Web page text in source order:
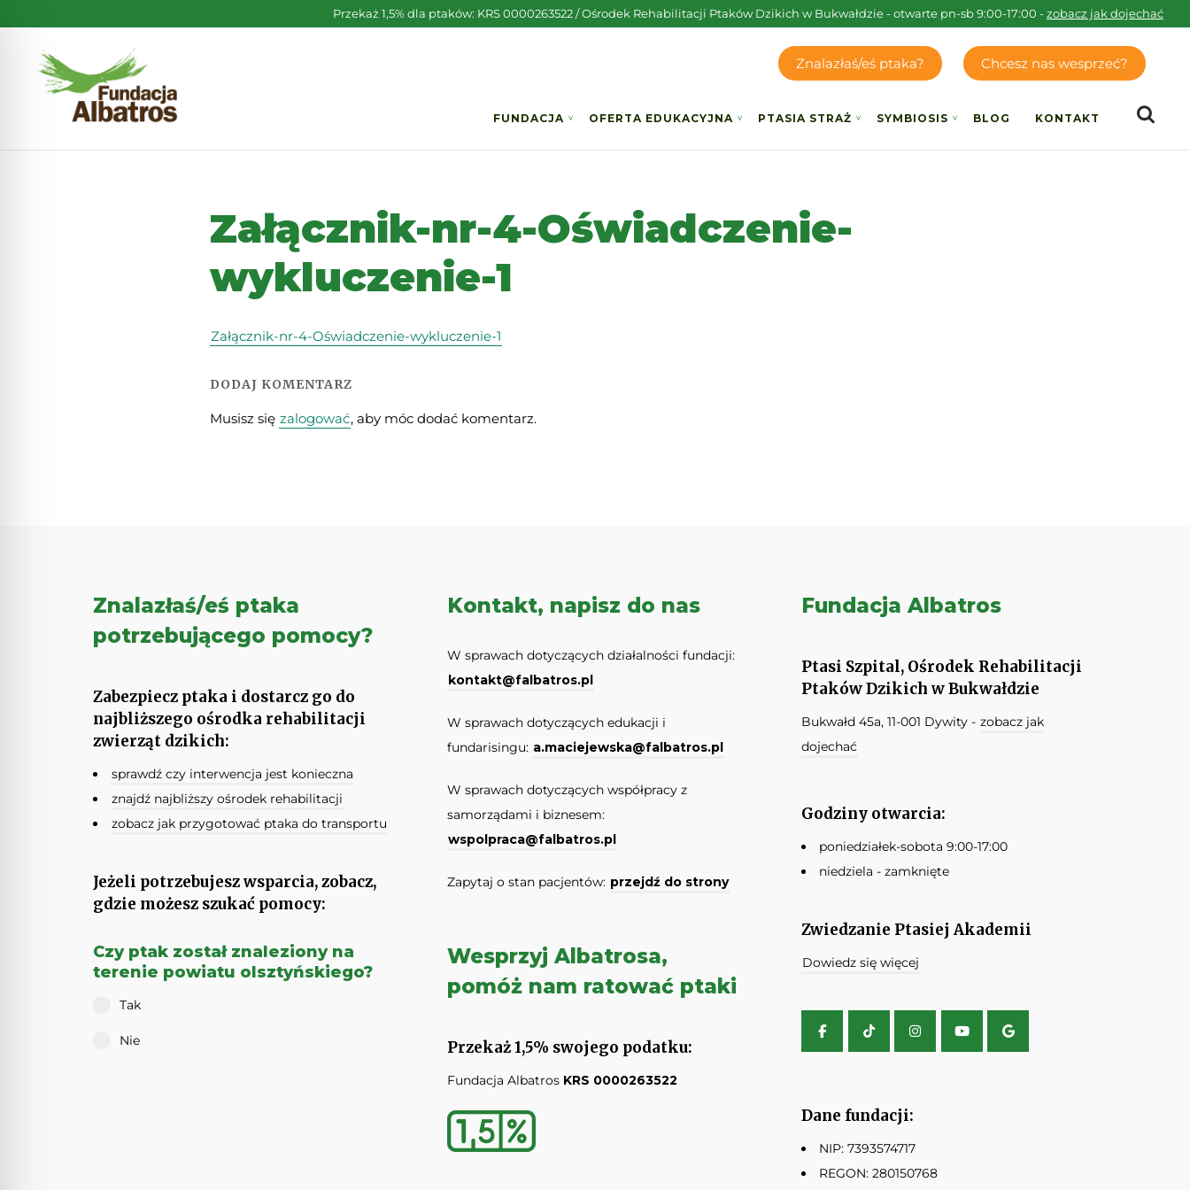
to
content
Przekaż 1,5% dla ptaków: KRS 0000263522 / Ośrodek Rehabilitacji Ptaków Dzikich w Bukwałdzie - otwarte pn-sb 9:00-17:00 -zobacz jak dojechać
Znalazłaś/eś ptaka? Chcesz nas wesprzeć?
FUNDACJA OFERTA EDUKACYJNA PTASIA STRAŻ SYMBIOSIS BLOG KONTAKT
Załącznik-nr-4-Oświadczenie-
wykluczenie-1
Załącznik-nr-4-Oświadczenie-wykluczenie-1
DODAJ KOMENTARZ
Musisz się zalogować, aby móc dodać komentarz.
Znalazłaś/eś ptaka
potrzebującego pomocy?
Zabezpiecz ptaka i dostarcz go do
najbliższego ośrodka rehabilitacji
zwierząt dzikich:
sprawdź czy interwencja jest konieczna
znajdź najbliższy ośrodek rehabilitacji
zobacz jak przygotować ptaka do transportu
Jeżeli potrzebujesz wsparcia, zobacz,
gdzie możesz szukać pomocy:
Czy ptak został znaleziony na
terenie powiatu olsztyńskiego?
Tak
Nie
Kontakt, napisz do nas
W sprawach dotyczących działalności fundacji:
kontakt@falbatros.pl
W sprawach dotyczących edukacji i
fundarisingu: a.maciejewska@falbatros.pl
W sprawach dotyczących współpracy z
samorządami i biznesem:
wspolpraca@falbatros.pl
Zapytaj o stan pacjentów: przejdź do strony
Wesprzyj Albatrosa,
pomóż nam ratować ptaki
Przekaż 1,5% swojego podatku:
Fundacja Albatros KRS 0000263522
Fundacja Albatros
Ptasi Szpital, Ośrodek Rehabilitacji
Ptaków Dzikich w Bukwałdzie
Bukwałd 45a, 11-001 Dywity - zobacz jak
dojechać
Godziny otwarcia:
poniedziałek-sobota 9:00-17:00
niedziela - zamknięte
Zwiedzanie Ptasiej Akademii
Dowiedz się więcej
Dane fundacji:
NIP: 7393574717
REGON: 280150768